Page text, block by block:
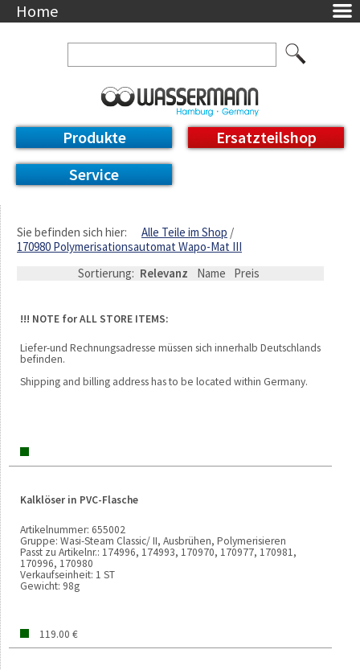
Home
Ansprechpartner
Datenschutzerklärung
Messetermine
Downloads
Feinwerk
DE / EN
Deutsch
English
Produkte
Ersatzteilshop
Service
Sie befinden sich hier:
Alle Teile im Shop
170980 Polymerisationsautomat Wapo-Mat III
Sortierung: Relevanz Name Preis
!!! NOTE for ALL STORE ITEMS:
Liefer-und Rechnungsadresse müssen sich innerhalb Deutschlands
befinden.
Shipping and billing address has to be located within Germany.
Kalklöser in PVC-Flasche
Artikelnummer: 655002
Gruppe: Wasi-Steam Classic/ II, Ausbrühen, Polymerisieren
Passt zu Artikelnr.: 174996, 174993, 170970, 170977, 170981,
170996, 170980
Verkaufseinheit: 1 ST
Gewicht: 98g
119.00 €